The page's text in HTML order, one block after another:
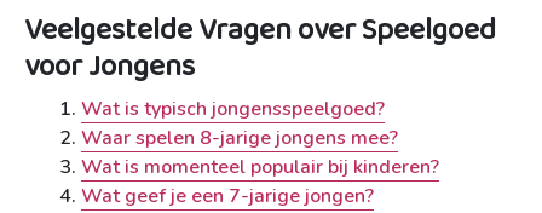
Veelgestelde Vragen over Speelgoed
voor Jongens
Wat is typisch jongensspeelgoed?
Waar spelen 8-jarige jongens mee?
Wat is momenteel populair bij kinderen?
Wat geef je een 7-jarige jongen?